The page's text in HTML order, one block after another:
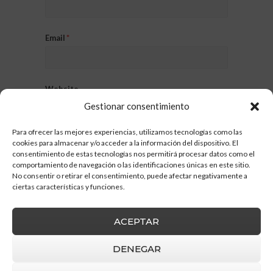
Gestionar consentimiento
Para ofrecer las mejores experiencias, utilizamos tecnologías como las
cookies para almacenar y/o acceder a la información del dispositivo. El
consentimiento de estas tecnologías nos permitirá procesar datos como el
comportamiento de navegación o las identificaciones únicas en este sitio.
No consentir o retirar el consentimiento, puede afectar negativamente a
ciertas características y funciones.
ACEPTAR
DENEGAR
Email *
Website